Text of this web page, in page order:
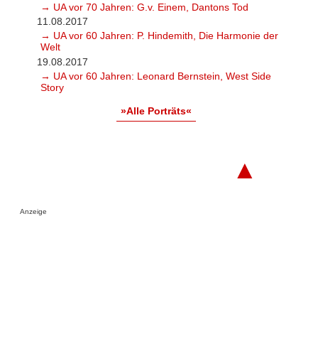
→ UA vor 70 Jahren: G.v. Einem, Dantons Tod
11.08.2017
→ UA vor 60 Jahren: P. Hindemith, Die Harmonie der
Welt
19.08.2017
→ UA vor 60 Jahren: Leonard Bernstein, West Side
Story
»Alle Porträts«
▲
Anzeige